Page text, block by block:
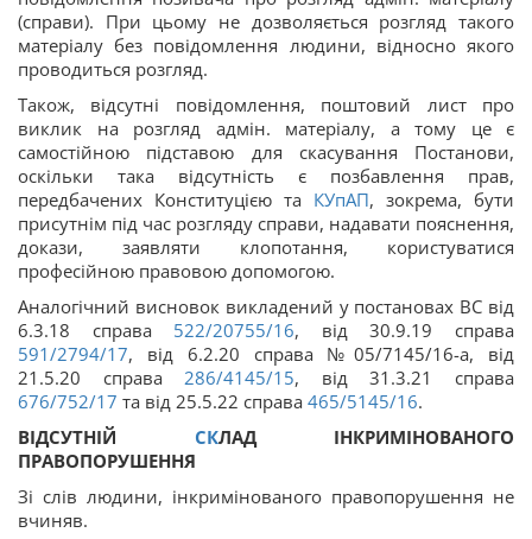
(справи). При цьому не дозволяється розгляд такого
матеріалу без повідомлення людини, відносно якого
проводиться розгляд.
Також, відсутні повідомлення, поштовий лист про
виклик на розгляд адмін. матеріалу, а тому це є
самостійною підставою для скасування Постанови,
оскільки така відсутність є позбавлення прав,
передбачених Конституцією та КУпАП, зокрема, бути
присутнім під час розгляду справи, надавати пояснення,
докази, заявляти клопотання, користуватися
професійною правовою допомогою.
Аналогічний висновок викладений у постановах ВС від
6.3.18 справа 522/20755/16, від 30.9.19 справа
591/2794/17, від 6.2.20 справа №05/7145/16-а, від
21.5.20 справа286/4145/15, від 31.3.21 справа
676/752/17 та від 25.5.22 справа 465/5145/16.
ВІДСУТНІЙ СКЛАД ІНКРИМІНОВАНОГО
ПРАВОПОРУШЕННЯ
Зі слів людини, інкримінованого правопорушення не
вчиняв.